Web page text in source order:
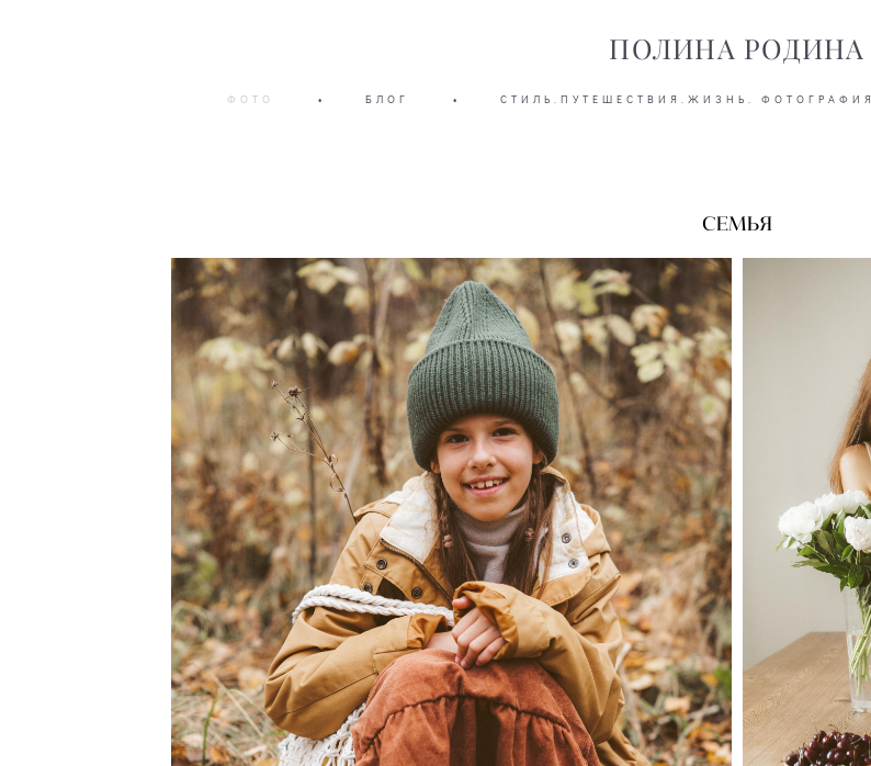
ПОЛИНА РОДИНА
ФОТО • БЛОГ • СТИЛЬ.ПУТЕШЕСТВИЯ.ЖИЗНЬ. ФОТОГРАФИЯ
СЕМЬЯ